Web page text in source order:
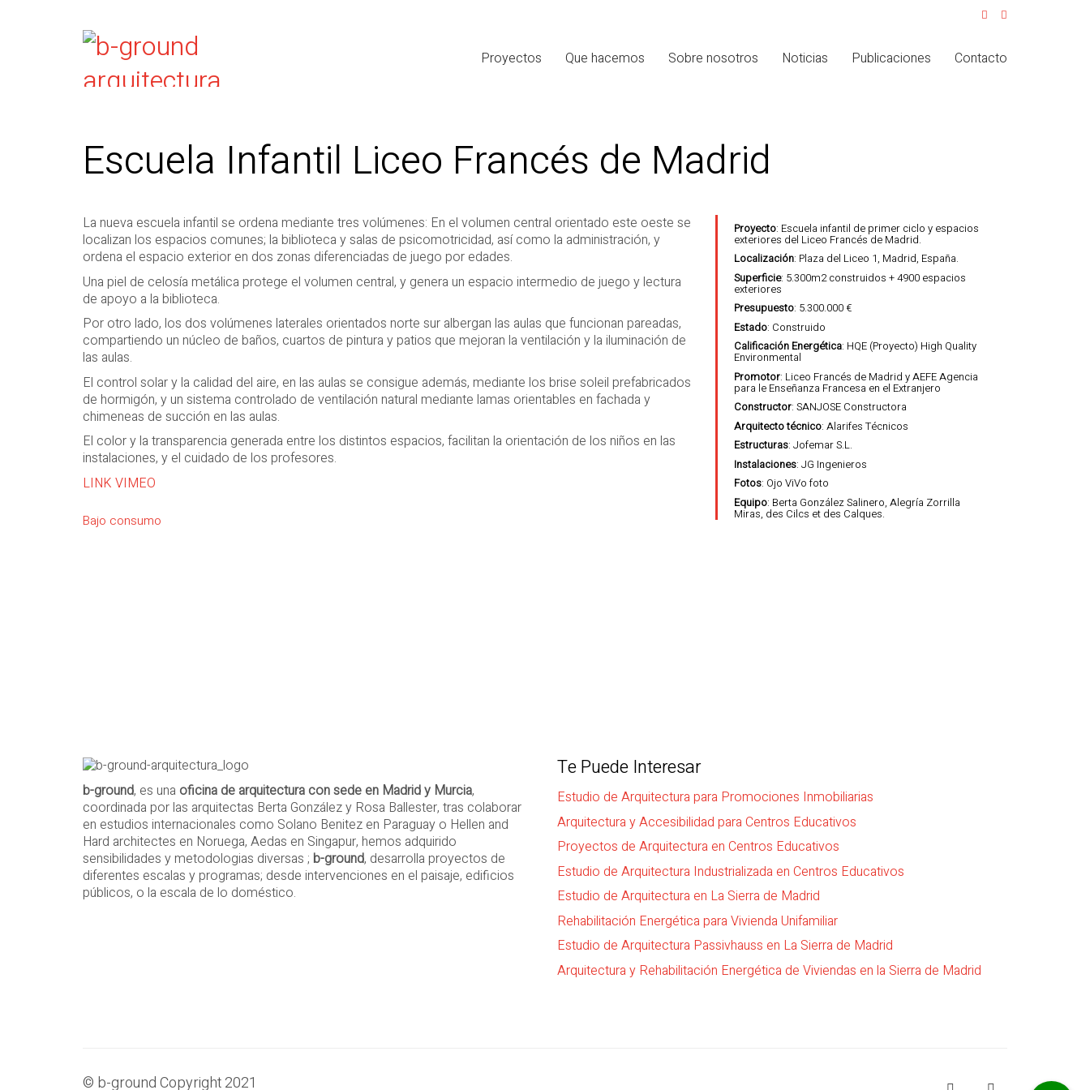
Proyectos Que hacemos Sobre nosotros Noticias Publicaciones Contacto
Escuela Infantil Liceo Francés de Madrid
La nueva escuela infantil se ordena mediante tres volúmenes: En el volumen central orientado este oeste se
localizan los espacios comunes; la biblioteca y salas de psicomotricidad, así como la administración, y
ordena el espacio exterior en dos zonas diferenciadas de juego por edades.
Una piel de celosía metálica protege el volumen central, y genera un espacio intermedio de juego y lectura
de apoyo a la biblioteca.
Por otro lado, los dos volúmenes laterales orientados norte sur albergan las aulas que funcionan pareadas,
compartiendo un núcleo de baños, cuartos de pintura y patios que mejoran la ventilación y la iluminación de
las aulas.
El control solar y la calidad del aire, en las aulas se consigue además, mediante los brise soleil prefabricados
de hormigón, y un sistema controlado de ventilación natural mediante lamas orientables en fachada y
chimeneas de succión en las aulas.
El color y la transparencia generada entre los distintos espacios, facilitan la orientación de los niños en las
instalaciones, y el cuidado de los profesores.
LINK VIMEO
Bajo consumo
Proyecto: Escuela infantil de primer ciclo y espacios
exteriores del Liceo Francés de Madrid.
Localización: Plaza del Liceo 1, Madrid, España.
Superficie: 5.300m2 construidos + 4900 espacios
exteriores
Presupuesto: 5.300.000 €
Estado: Construido
Calificación Energética: HQE (Proyecto) High Quality
Environmental
Promotor: Liceo Francés de Madrid y AEFE Agencia
para le Enseñanza Francesa en el Extranjero
Constructor: SANJOSE Constructora
Arquitecto técnico: Alarifes Técnicos
Estructuras: Jofemar S.L.
Instalaciones: JG Ingenieros
Fotos: Ojo ViVo foto
Equipo: Berta González Salinero, Alegría Zorrilla
Miras, des Cilcs et des Calques.
b-ground, es una oficina de arquitectura con sede en Madrid y Murcia,
coordinada por las arquitectas Berta González y Rosa Ballester, tras colaborar
en estudios internacionales como Solano Benitez en Paraguay o Hellen and
Hard architectes en Noruega, Aedas en Singapur, hemos adquirido
sensibilidades y metodologias diversas ; b-ground, desarrolla proyectos de
diferentes escalas y programas; desde intervenciones en el paisaje, edificios
públicos, o la escala de lo doméstico.
Te Puede Interesar
Estudio de Arquitectura para Promociones Inmobiliarias
Arquitectura y Accesibilidad para Centros Educativos
Proyectos de Arquitectura en Centros Educativos
Estudio de Arquitectura Industrializada en Centros Educativos
Estudio de Arquitectura en La Sierra de Madrid
Rehabilitación Energética para Vivienda Unifamiliar
Estudio de Arquitectura Passivhauss en La Sierra de Madrid
Arquitectura y Rehabilitación Energética de Viviendas en la Sierra de Madrid
© b-ground Copyright 2021